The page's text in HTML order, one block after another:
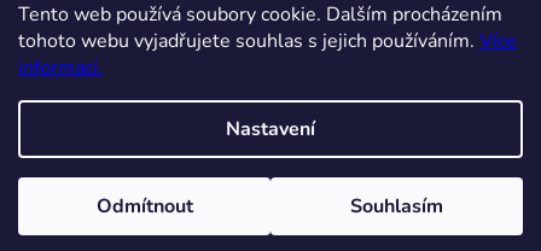
Tento web používá soubory cookie. Dalším procházením
tohoto webu vyjadřujete souhlas s jejich používáním. Více
informací.
Nastavení
Odmítnout Souhlasím
Vytvořil Shoptet
Copyright 2026HDT s.r.o.
. Všechna práva vyhrazena.
Upravit nastavení cookies